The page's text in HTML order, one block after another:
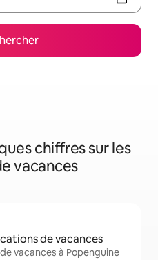
chiffres sur les
vacances
de vacances
vacances à Popenguine